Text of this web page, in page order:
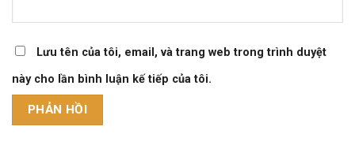
Lưu tên của tôi, email, và trang web trong trình duyệt
này cho lần bình luận kế tiếp của tôi.